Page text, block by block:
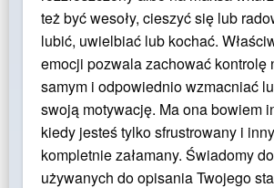
też być wesoły, cieszyć się lub
lubić, uwielbiać lub kochać.
emocji pozwala zachować kontrolę
samym i odpowiednio wzmacniać
swoją motywację. Ma ona bowiem
kiedy jesteś tylko sfrustrowany i
kompletnie załamany. Świadomy
używanych do opisania Twojego